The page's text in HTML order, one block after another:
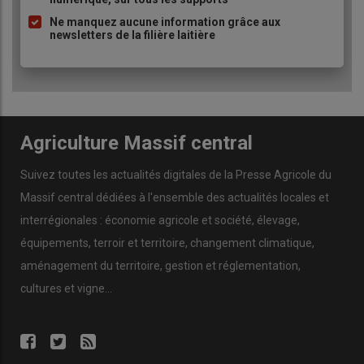
pour chasser les indésirables. Dans notre prochain article, nous
aborderons les différents moyens de lutte à disposition pour
Ne manquez aucune information grâce aux
newsletters de la filière laitière
Agriculture Massif central
Suivez toutes les actualités digitales de la Presse Agricole du
Massif central dédiées à l'ensemble des actualités locales et
interrégionales : économie agricole et société, élevage,
équipements, terroir et territoire, changement climatique,
aménagement du territoire, gestion et réglementation,
cultures et vigne...